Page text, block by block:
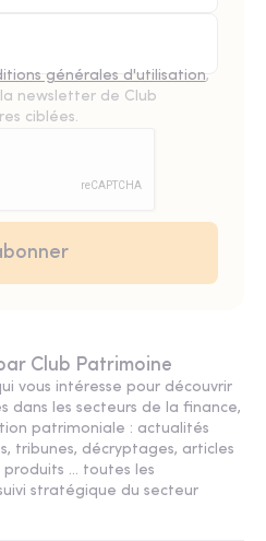
générales d'utilisation,
newsletter de Club
ciblées.
Club Patrimoine
vous intéresse pour découvrir
dans les secteurs de la finance,
patrimoniale : actualités
tribunes, décryptages, articles
... toutes les
stratégique du secteur